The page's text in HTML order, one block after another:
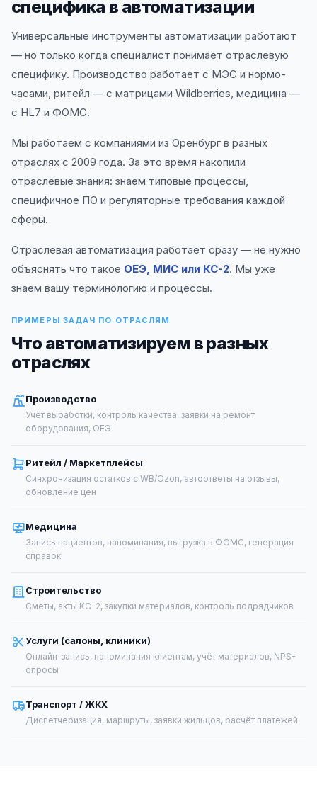
специфика в автоматизации
Универсальные инструменты автоматизации работают
— но только когда специалист понимает отраслевую
специфику. Производство работает с МЭС и нормо-
часами, ритейл — с матрицами Wildberries, медицина —
с HL7 и ФОМС.
Мы работаем с компаниями из Оренбург в разных
отраслях с 2009 года. За это время накопили
отраслевые знания: знаем типовые процессы,
специфичное ПО и регуляторные требования каждой
сферы.
Отраслевая автоматизация работает сразу — не нужно
объяснять что такое ОЕЭ, МИС или КС-2. Мы уже
знаем вашу терминологию и процессы.
ПРИМЕРЫ ЗАДАЧ ПО ОТРАСЛЯМ
Что автоматизируем в разных
отраслях
Производство
Учёт выработки, контроль качества, заявки на ремонт
оборудования, ОЕЭ
Ритейл / Маркетплейсы
Синхронизация остатков с WB/Ozon, автоответы на отзывы,
обновление цен
Медицина
Запись пациентов, напоминания, выгрузка в ФОМС, генерация
справок
Строительство
Сметы, акты КС-2, закупки материалов, контроль подрядчиков
Услуги (салоны, клиники)
Онлайн-запись, напоминания клиентам, учёт материалов, NPS-
опросы
Транспорт / ЖКХ
Диспетчеризация, маршруты, заявки жильцов, расчёт платежей